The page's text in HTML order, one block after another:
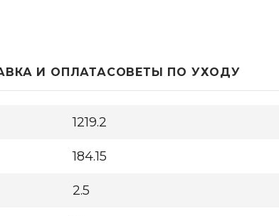
И ОПЛАТАСОВЕТЫ ПО УХОДУ
1219.2
184.15
2.5